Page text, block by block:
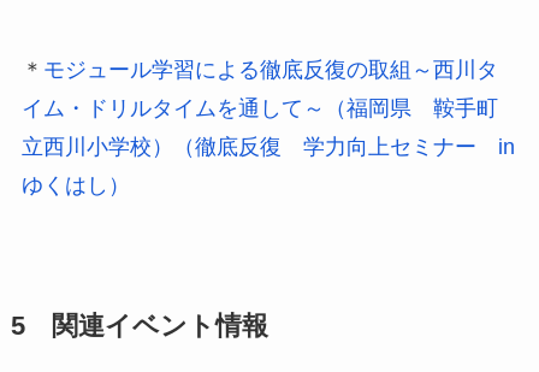
＊ モジュール学習による徹底反復の取組～西川タ
イム・ドリルタイムを通して～（福岡県 鞍手町
立西川小学校）（徹底反復 学力向上セミナー in
ゆくはし）
5 関連イベント情報